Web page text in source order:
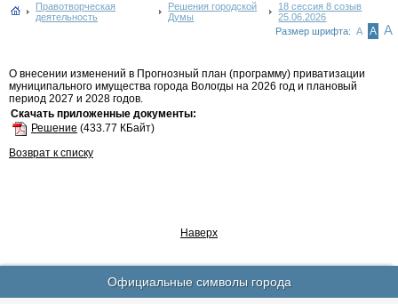
Правотворческая
деятельность
Решения городской
Думы
18 сессия 8 созыв
25.06.2026
Размер шрифта: А А А
О внесении изменений в Прогнозный план (программу) приватизации
муниципального имущества города Вологды на 2026 год и плановый
период 2027 и 2028 годов.
Скачать приложенные документы:
Решение (433.77 КБайт)
Возврат к списку
Наверх
Официальные символы города